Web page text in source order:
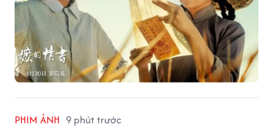
PHIM ẢNH 9 phút trước